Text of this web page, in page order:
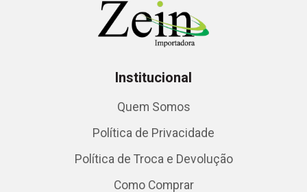
Institucional
Quem Somos
Política de Privacidade
Política de Troca e Devolução
Como Comprar